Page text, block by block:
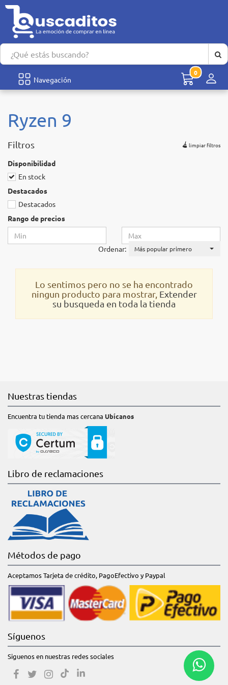
Navegación
0
Ryzen 9
Filtros limpiar filtros
Disponibilidad
En stock
Destacados
Destacados
Rango de precios
Ordenar: Más popular primero
Lo sentimos pero no se ha encontrado
ningun producto para mostrar, Extender
su busqueda en toda la tienda
Nuestras tiendas
Encuentra tu tienda mas cercana Ubícanos
Libro de reclamaciones
Métodos de pago
Aceptamos Tarjeta de crédito, PagoEfectivo y Paypal
Síguenos
Siguenos en nuestras redes sociales